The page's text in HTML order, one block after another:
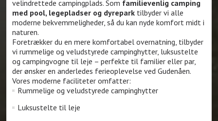
velindrettede campingplads. Som familievenlig camping
med pool, legepladser og dyrepark tilbyder vi alle
moderne bekvemmeligheder, så du kan nyde komfort midt i
naturen.
Foretrækker du en mere komfortabel overnatning, tilbyder
vi rummelige og veludstyrede campinghytter, luksustelte
og campingvogne til leje – perfekte til familier eller par,
der ønsker en anderledes ferieoplevelse ved Gudenåen.
Vores moderne faciliteter omfatter:
Rummelige og veludstyrede campinghytter
Luksustelte til leje